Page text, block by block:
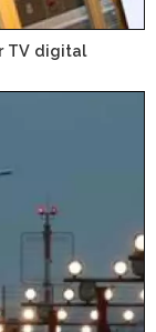
TV digital